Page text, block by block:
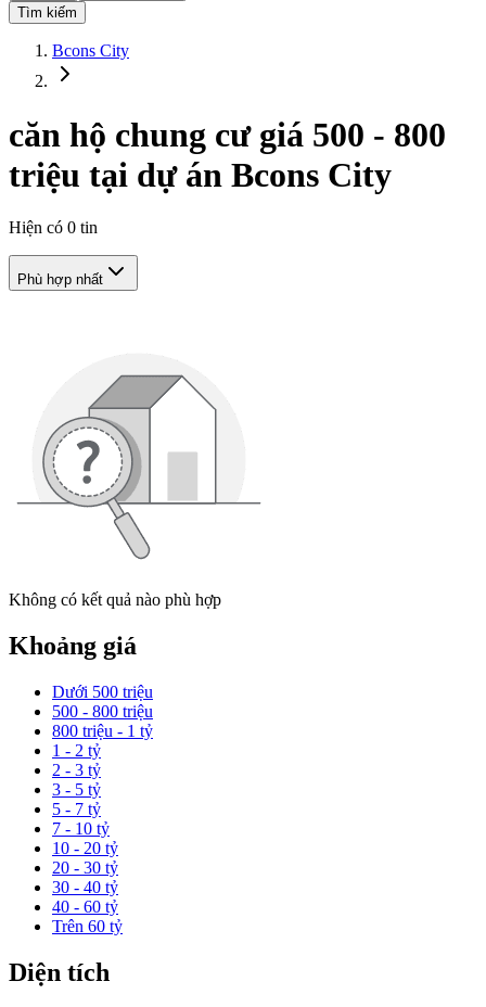
Tìm kiếm
Bcons City
căn hộ chung cư giá 500 - 800
triệu tại dự án Bcons City
Hiện có 0 tin
Phù hợp nhất
Không có kết quả nào phù hợp
Khoảng giá
Dưới 500 triệu
500 - 800 triệu
800 triệu - 1 tỷ
1 - 2 tỷ
2 - 3 tỷ
3 - 5 tỷ
5 - 7 tỷ
7 - 10 tỷ
10 - 20 tỷ
20 - 30 tỷ
30 - 40 tỷ
40 - 60 tỷ
Trên 60 tỷ
Diện tích